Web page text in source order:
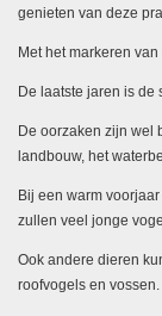
genieten van deze
Met het markeren
De laatste jaren is
De oorzaken zijn wel
landbouw, het
Bij een warm
zullen veel jonge
Ook andere dieren
roofvogels en vossen.